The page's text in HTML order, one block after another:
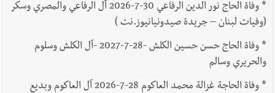
*
وفاة الحاج نور الدين الرفاعي 30-7-2026 آل الرفاعي والمصري وسكر
(وفيات لبنان – جريدة صيدونيانيوز.نت )
*
وفاة الحاج حسن حسين الكلش -28-7-2027 -آل الكلش وسلوم
والحريري وسالم
*
وفاة الحاجة غزالة محمد العاكوم 28-7-2026 آل العاكوم وبديع